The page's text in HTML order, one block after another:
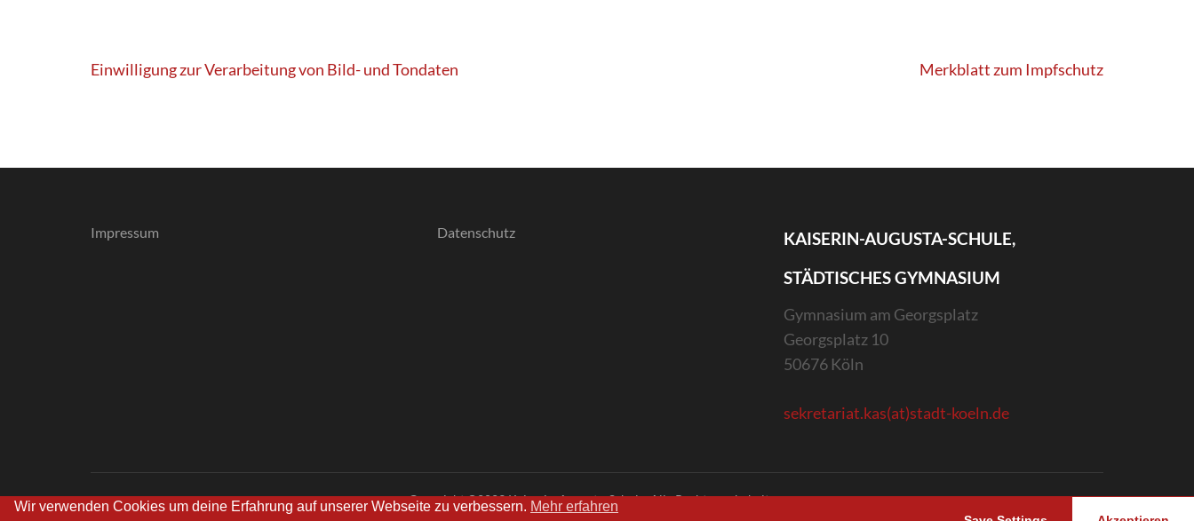
Beitragsnavigation
Einwilligung zur Verarbeitung von Bild- und Tondaten Merkblatt zum Impfschutz
Impressum Datenschutz
KAISERIN-AUGUSTA-SCHULE,
STÄDTISCHES GYMNASIUM
Gymnasium am Georgsplatz
Georgsplatz 10
50676 Köln
sekretariat.kas(at)stadt-koeln.de
Copyright ©2023 Kaiserin-Augusta-Schule. Alle Rechte vorbehalten.
Made with ♥ by Herrn Haase and the
Wir verwenden Cookies um deine Erfahrung auf unserer Webseite zu verbessern. Mehr erfahren